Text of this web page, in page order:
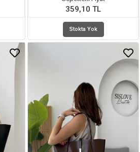
359,10 TL
Stokta Yok